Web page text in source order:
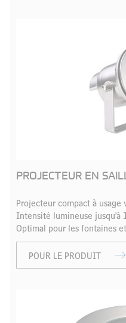
PROJECTEUR EN
Projecteur compact à usage
Intensité lumineuse jusqu'à
Optimal pour les fontaines
POUR LE PRODUIT